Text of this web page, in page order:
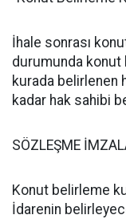
İhale sonrası
durumunda konut
kurada belirlenen
kadar hak sahibi
SÖZLEŞME
Konut belirleme
İdarenin